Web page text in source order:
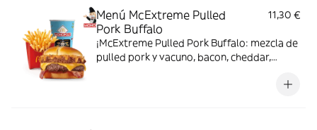
Menú McExtreme Pulled
Pork Buffalo
11,30 €
¡McExtreme Pulled Pork Buffalo: mezcla de
pulled pork y vacuno, bacon, cheddar,